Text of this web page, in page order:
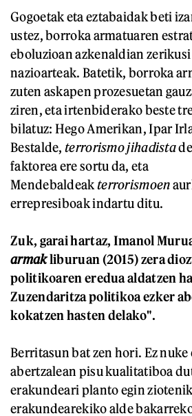
Gogoetak eta eztabaidak beti
ustez, borroka armatuaren
eboluzioan azkenaldian
nazioarteak. Batetik, borroka
zuten askapen prozesuetan
ziren, eta irtenbiderako beste
bilatuz: Hego Amerikan, Ipar
Bestalde,terrorismo jihadista
faktorea ere sortu da, eta
Mendebaldeakterrorismoen
errepresiboak indartu ditu.
Zuk, garai hartaz, Imanol
armakliburuan (2015) zera
politikoaren eredua aldatzen
Zuzendaritza politikoa ezker
kokatzen hasten delako".
Berritasun bat zen hori. Ez nuke
abertzalean pisu kualitatiboa
erakundeari planto egin
erakundearekiko alde